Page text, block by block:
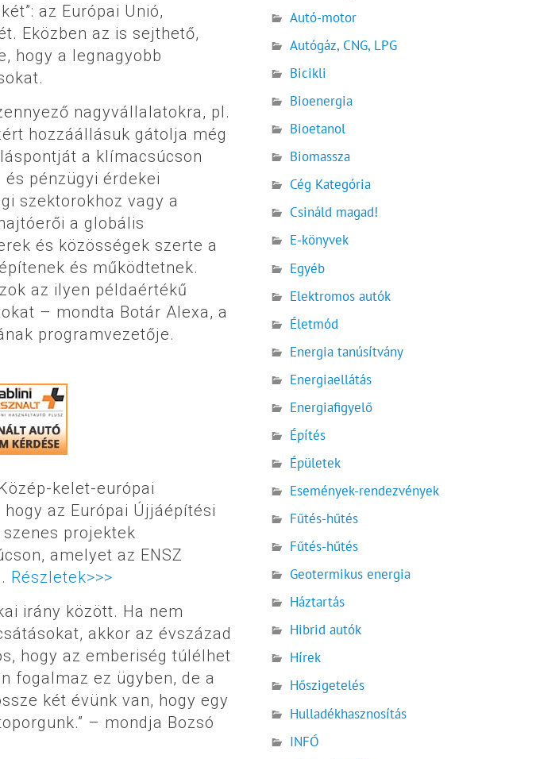
az Európai Unió,
Eközben az is sejthető,
hogy a legnagyobb
nagyvállalatokra, pl.
hozzáállásuk gátolja még
a klímacsúcson
pénzügyi érdekei
szektorokhoz vagy a
a globális
és közösségek szerte a
és működtetnek.
az ilyen példaértékű
– mondta Botár Alexa, a
programvezetője.
kelet-európai
az Európai Újjáépítési
projektek
amelyet az ENSZ
Részletek>>>
irány között. Ha nem
akkor az évszázad
hogy az emberiség túlélhet
fogalmaz ez ügyben, de a
két évünk van, hogy egy
– mondja Bozsó
Autó-motor
Autógáz, CNG, LPG
Bicikli
Bioenergia
Bioetanol
Biomassza
Cég Kategória
Csináld magad!
E-könyvek
Egyéb
Elektromos autók
Életmód
Energia tanúsítvány
Energiaellátás
Energiafigyelő
Építés
Épületek
Események-rendezvények
Fűtés-hűtés
Fűtés-hűtés
Geotermikus energia
Háztartás
Hibrid autók
Hírek
Hőszigetelés
Hulladékhasznosítás
INFÓ